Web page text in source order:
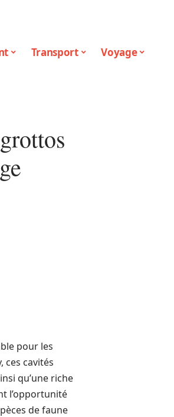
Transport Voyage
pour les
ces cavités
qu’une riche
l’opportunité
de faune